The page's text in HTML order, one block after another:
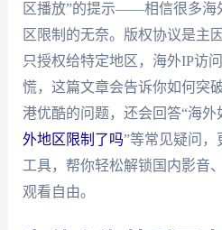
区播放”的提示——相信很多海
区限制的无奈。版权协议是主
只授权给特定地区，海外IP访
慌，这篇文章会告诉你如何突
港优酷的问题，还会回答“海外
外地区限制了吗”等常见疑问，
工具，帮你轻松解锁国内影音
观看自由。